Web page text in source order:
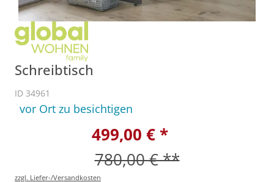
Schreibtisch
ID 34961
vor Ort zu besichtigen
499,00 € *
780,00 € **
zzgl. Liefer-/Versandkosten